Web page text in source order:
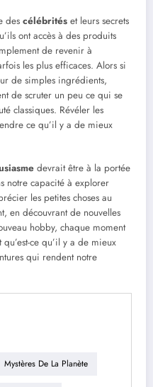
des célébrités et leurs secrets
ont accès à des produits
de revenir à
les plus efficaces. Alors si
de simples ingrédients,
de scruter un peu ce qui se
classiques. Révéler les
ce qu’il y a de mieux
devrait être à la portée
notre capacité à explorer
les petites choses au
en découvrant de nouvelles
hobby, chaque moment
ce qu’il y a de mieux
qui rendent notre
Mystères De La Planète